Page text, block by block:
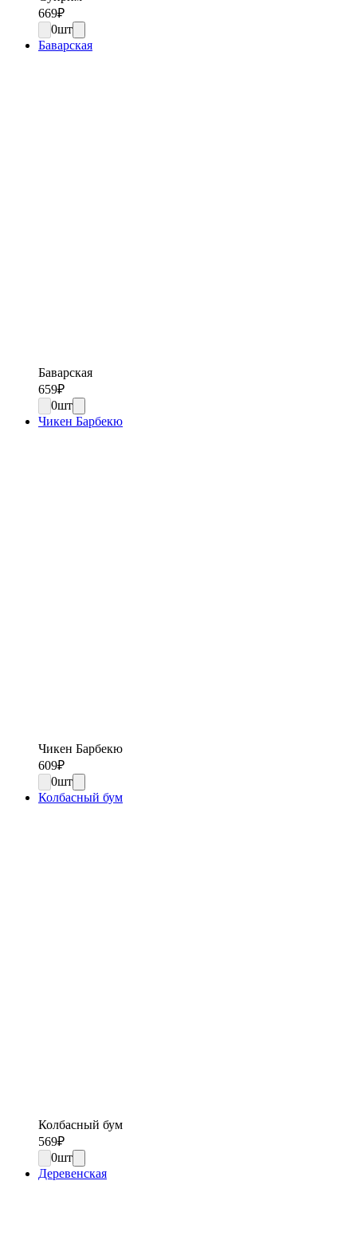
669₽
0шт
Баварская
Баварская
659₽
0шт
Чикен Барбекю
Чикен Барбекю
609₽
0шт
Колбасный бум
Колбасный бум
569₽
0шт
Деревенская